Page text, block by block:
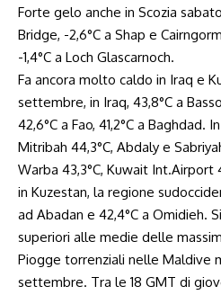
Forte gelo anche in Scozia
Bridge, -2,6°C a Shap e
-1,4°C a Loch Glascarnoch.
Fa ancora molto caldo in Iraq e
settembre, in Iraq, 43,8°C a
42,6°C a Fao, 41,2°C a Baghdad.
Mitribah 44,3°C, Abdaly e
Warba 43,3°C, Kuwait Int.Airport
in Kuzestan, la regione
ad Abadan e 42,4°C a Omidieh.
superiori alle medie delle
Piogge torrenziali nelle Maldive
settembre. Tra le 18 GMT di